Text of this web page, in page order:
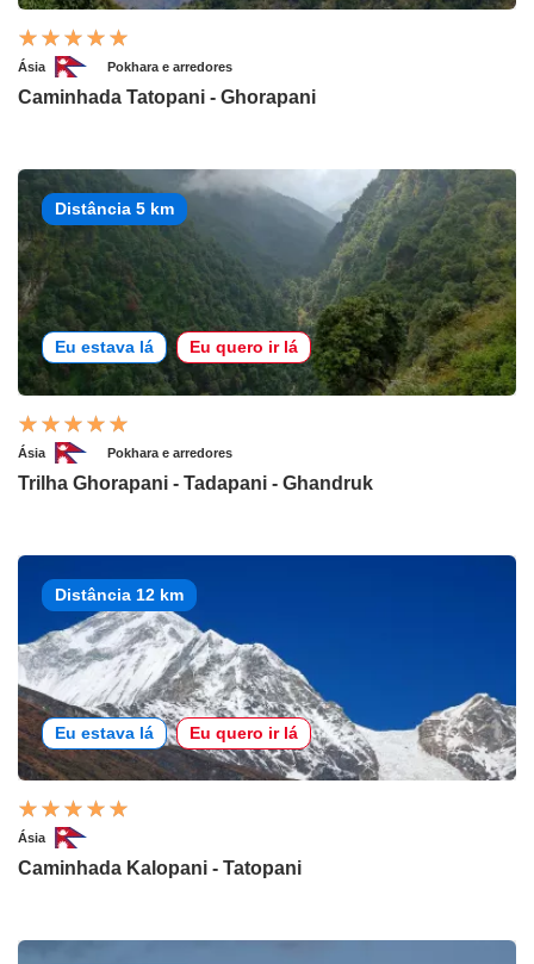
Ásia Pokhara e arredores
Caminhada Tatopani - Ghorapani
Distância 5 km
Eu estava lá Eu quero ir lá
Ásia Pokhara e arredores
Trilha Ghorapani - Tadapani - Ghandruk
Distância 12 km
Eu estava lá Eu quero ir lá
Ásia
Caminhada Kalopani - Tatopani